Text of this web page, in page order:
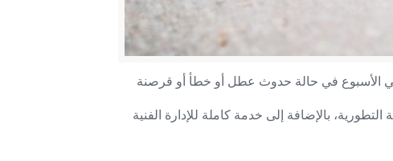
بالإضافة إلى خدمة كاملة للإدارة الفنية